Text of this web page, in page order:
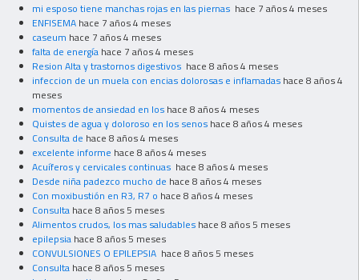
mi esposo tiene manchas rojas en las piernas hace 7 años 4 meses
ENFISEMA hace 7 años 4 meses
caseum hace 7 años 4 meses
falta de energía hace 7 años 4 meses
Resion Alta y trastornos digestivos hace 8 años 4 meses
infeccion de un muela con encias dolorosas e inflamadas hace 8 años 4
meses
momentos de ansiedad en los hace 8 años 4 meses
Quistes de agua y doloroso en los senos hace 8 años 4 meses
Consulta de hace 8 años 4 meses
excelente informe hace 8 años 4 meses
Acuíferos y cervicales continuas hace 8 años 4 meses
Desde niña padezco mucho de hace 8 años 4 meses
Con moxibustión en R3, R7 o hace 8 años 4 meses
Consulta hace 8 años 5 meses
Alimentos crudos, los mas saludables hace 8 años 5 meses
epilepsia hace 8 años 5 meses
CONVULSIONES O EPILEPSIA hace 8 años 5 meses
Consulta hace 8 años 5 meses